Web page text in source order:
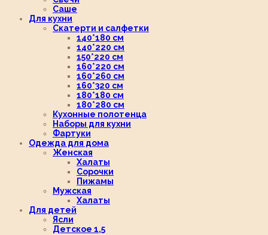
Саше
Для кухни
Скатерти и салфетки
140*180 см
140*220 см
150*220 см
160*220 см
160*260 см
160*320 см
180*180 см
180*280 см
Кухонные полотенца
Наборы для кухни
Фартуки
Одежда для дома
Женская
Халаты
Сорочки
Пижамы
Мужская
Халаты
Для детей
Ясли
Детское 1,5